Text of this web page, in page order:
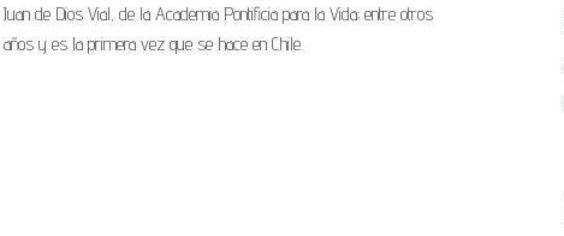
de Dios Vial, de la Academia Pontificia para la Vida; entre otros
y es la primera vez que se hace en Chile.